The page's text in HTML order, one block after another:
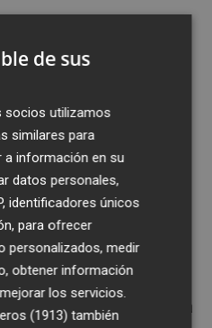
neto de la cifra
millones de euros en
millones de
fueron
ejercicio, las
están totalmente
funcionamiento,
al inicio del ejercicio
máquinas", celebra la
de sus
socios utilizamos
similares para
a información en su
datos personales,
identificadores únicos
para ofrecer
personalizados, medir
obtener información
los servicios.
(1913) también